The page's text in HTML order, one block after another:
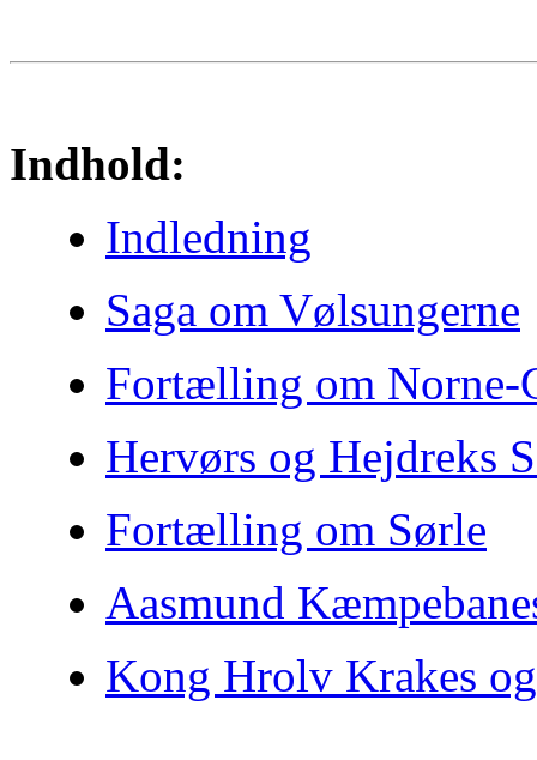
Indhold:
Indledning
Saga om Vølsungerne
Fortælling om Norne-
Hervørs og Hejdreks
Fortælling om Sørle
Aasmund
Kong Hrolv Krakes